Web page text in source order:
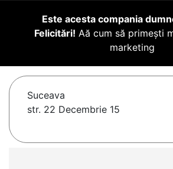
Este acesta compania
Felicitări! Aă cum să primești
marketing
Suceava
str. 22 Decembrie 15